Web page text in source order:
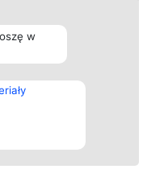
w
Kontakt
Kontakt